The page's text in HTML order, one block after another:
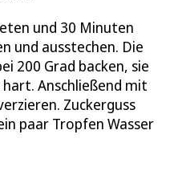
und 30 Minuten
und ausstechen. Die
200 Grad backen, sie
Anschließend mit
Zuckerguss
paar Tropfen Wasser